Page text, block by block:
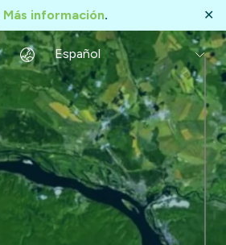
Más información. ✕
Español